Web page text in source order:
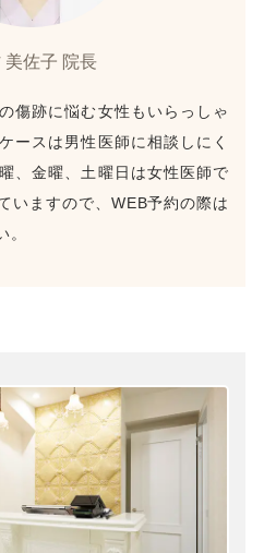
美佐子 院長
傷跡に悩む女性もいらっしゃ
ースは男性医師に相談しにく
、金曜、土曜日は女性医師で
いますので、WEB予約の際は